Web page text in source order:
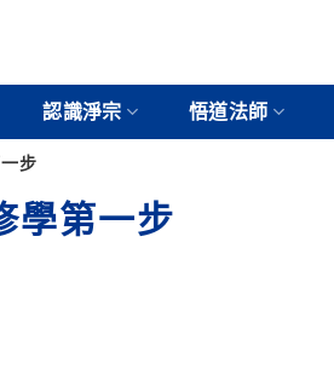
認識淨宗 悟道法師
步
學第一步